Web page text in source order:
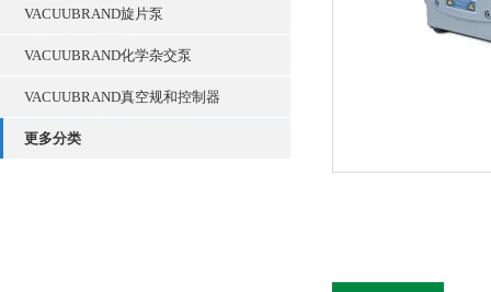
VACUUBRAND旋片泵
VACUUBRAND化学杂交泵
VACUUBRAND真空规和控制器
更多分类